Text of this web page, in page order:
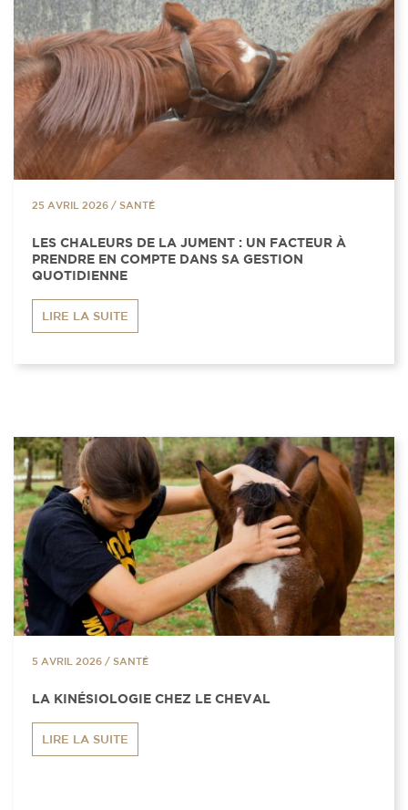
25 AVRIL 2026 / SANTÉ
LES CHALEURS DE LA JUMENT : UN FACTEUR À
PRENDRE EN COMPTE DANS SA GESTION
QUOTIDIENNE
LIRE LA SUITE
5 AVRIL 2026 / SANTÉ
LA KINÉSIOLOGIE CHEZ LE CHEVAL
LIRE LA SUITE